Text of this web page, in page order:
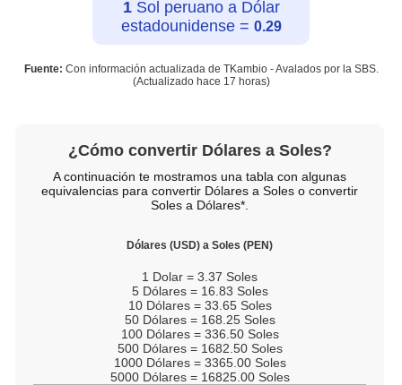
1Sol peruano a Dólar
estadounidense = 0.29
Fuente: Con información actualizada de TKambio - Avalados por la SBS.
(Actualizado hace 17 horas)
¿Cómo convertir Dólares a Soles?
A continuación te mostramos una tabla con algunas
equivalencias para convertir Dólares a Soles o convertir
Soles a Dólares*.
Dólares (USD) a Soles (PEN)
1 Dolar = 3.37 Soles
5Dólares = 16.83 Soles
10Dólares = 33.65Soles
50Dólares = 168.25Soles
100Dólares = 336.50Soles
500Dólares = 1682.50Soles
1000Dólares = 3365.00Soles
5000Dólares = 16825.00Soles